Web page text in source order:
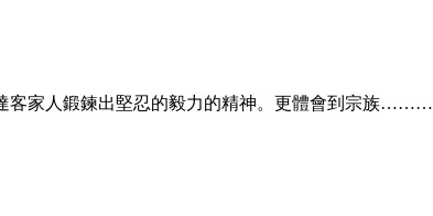
客家人鍛鍊出堅忍的毅力的精神。更體會到宗族………